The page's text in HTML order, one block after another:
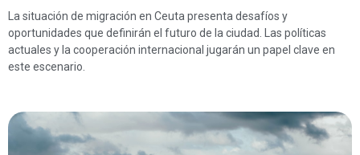
La situación de migración en Ceuta presenta desafíos y
oportunidades que definirán el futuro de la ciudad. Las políticas
actuales y la cooperación internacional jugarán un papel clave en
este escenario.